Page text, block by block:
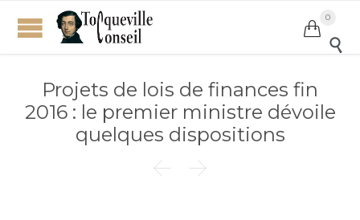

0

Projets de lois de finances fin
2016 : le premier ministre dévoile
quelques dispositions
 